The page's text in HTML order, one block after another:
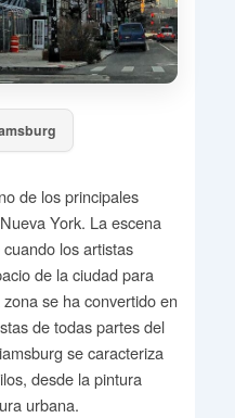
de los principales
York. La escena
los artistas
de la ciudad para
se ha convertido en
de todas partes del
se caracteriza
desde la pintura
urbana.